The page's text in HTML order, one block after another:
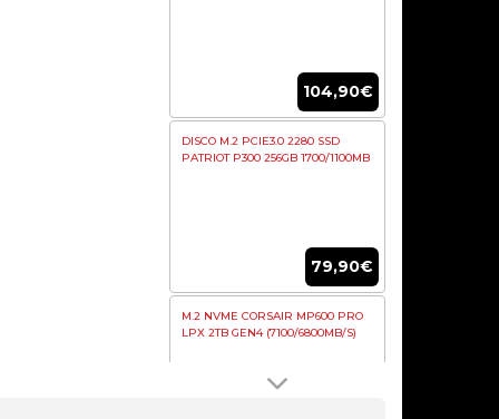
104,90€
DISCO M.2 PCIE3.0 2280 SSD
PATRIOT P300 256GB 1700/1100MB
79,90€
M.2 NVME CORSAIR MP600 PRO
LPX 2TB GEN4 (7100/6800MB/S)